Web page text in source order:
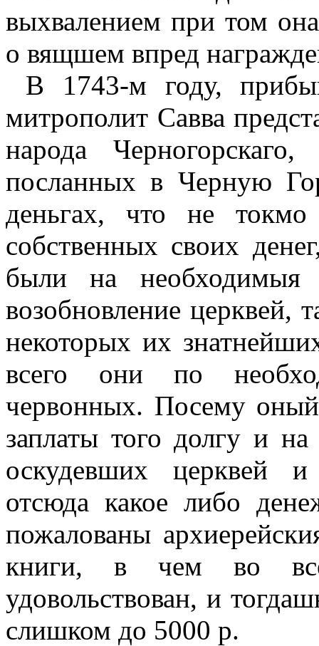
выхвалением при том
о вящшем впред
В 1743-м году,
митрополит Савва
народа
посланных в Черную
деньгах, что не
собственных своих
были на
возобновление церквей,
некоторых их
всего они по
червонных. Посему
заплаты того долгу и
оскудевших церквей
отсюда какое либо
пожалованы
книги, в чем во
удовольствован, и
слишком до 5000 р.